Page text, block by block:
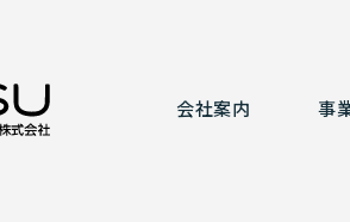
会社案内 事